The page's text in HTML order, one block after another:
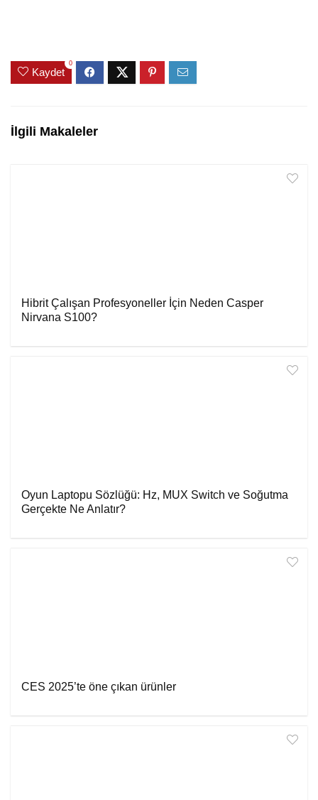
Kaydet
0
İlgili Makaleler
Hibrit Çalışan Profesyoneller İçin Neden Casper
Nirvana S100?
Oyun Laptopu Sözlüğü: Hz, MUX Switch ve Soğutma
Gerçekte Ne Anlatır?
CES 2025’te öne çıkan ürünler